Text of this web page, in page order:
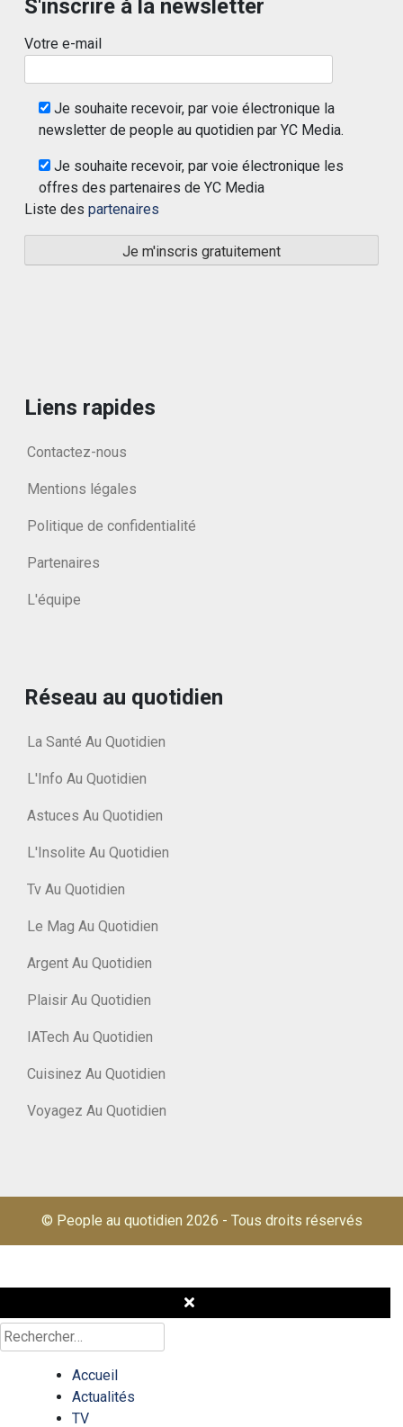
S'inscrire à la newsletter
Votre e-mail
Je souhaite recevoir, par voie électronique la
newsletter de people au quotidien par YC Media.
Je souhaite recevoir, par voie électronique les
offres des partenaires de YC Media
Liste des partenaires
Liens rapides
Contactez-nous
Mentions légales
Politique de confidentialité
Partenaires
L'équipe
Réseau au quotidien
La Santé Au Quotidien
L'Info Au Quotidien
Astuces Au Quotidien
L'Insolite Au Quotidien
Tv Au Quotidien
Le Mag Au Quotidien
Argent Au Quotidien
Plaisir Au Quotidien
IATech Au Quotidien
Cuisinez Au Quotidien
Voyagez Au Quotidien
© People au quotidien 2026 - Tous droits réservés
Rechercher :
Accueil
Actualités
TV